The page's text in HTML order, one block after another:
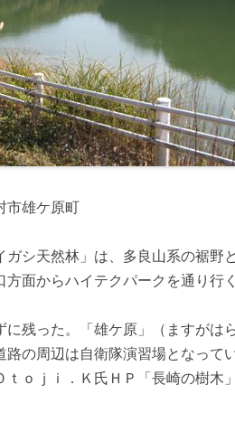
雄ケ原町
シ天然林」は、多良山系の裾野
面からハイテクパークを通り行
残った。「雄ケ原」（ますがは
路の周辺は自衛隊演習場となって
ｏｊｉ．Ｋ氏ＨＰ「長崎の樹木